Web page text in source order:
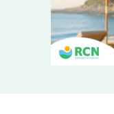
Amsterdam zijn
dagje dierentuin.
Terug bij jullie